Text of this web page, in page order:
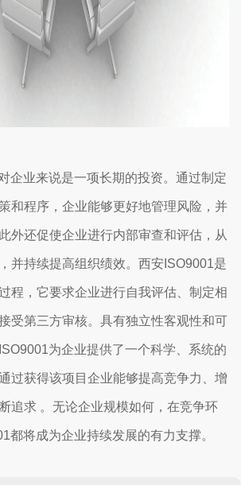
企业来说是一项长期的投资。通过制定
和程序，企业能够更好地管理风险，并
外还促使企业进行内部审查和评估，从
并持续提高组织绩效。 西安ISO9001是
程，它要求企业进行自我评估、制定相
受第三方审核。具有独立性客观性和可
为企业提供了一个科学、系统的
过获得该项目企业能够提高竞争力、增
追求 。无论企业规模如何，在竞争环
都将成为企业持续发展的有力支撑。